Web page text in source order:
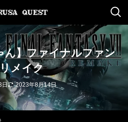
ん】ファイナルファン
メイク
日 2023年8月14日